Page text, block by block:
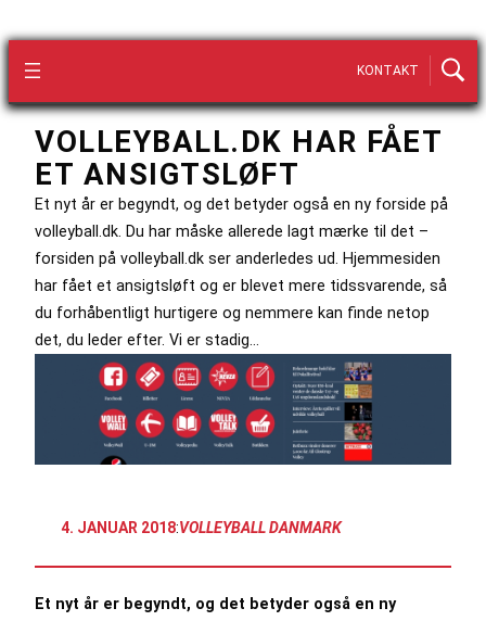
KONTAKT
VOLLEYBALL.DK HAR FÅET
ET ANSIGTSLØFT
Et nyt år er begyndt, og det betyder også en ny forside på
volleyball.dk. Du har måske allerede lagt mærke til det –
forsiden på volleyball.dk ser anderledes ud. Hjemmesiden
har fået et ansigtsløft og er blevet mere tidssvarende, så
du forhåbentligt hurtigere og nemmere kan finde netop
det, du leder efter. Vi er stadig…
4. JANUAR 2018:VOLLEYBALL DANMARK
Et nyt år er begyndt, og det betyder også en ny